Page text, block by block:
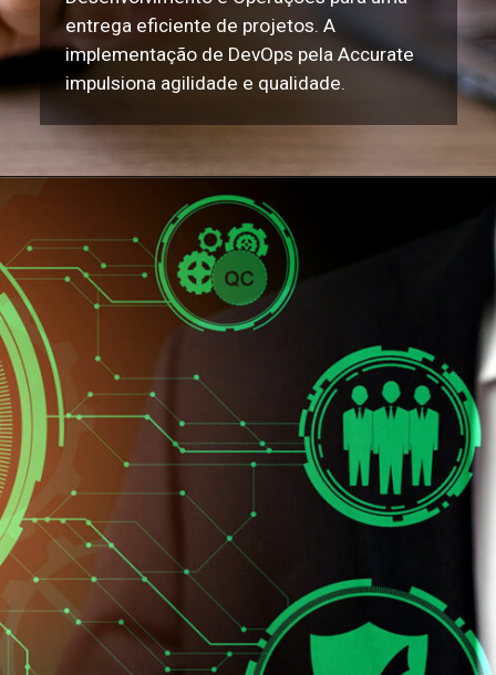
entrega eficiente de projetos. A
implementação de DevOps pela Accurate
impulsiona agilidade e qualidade.